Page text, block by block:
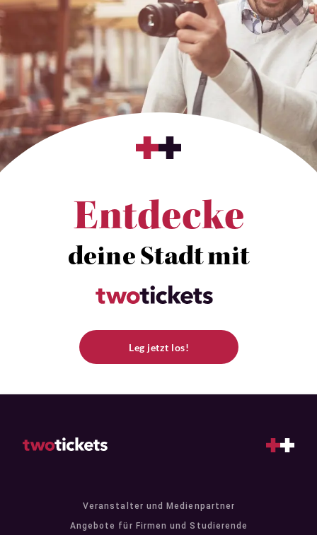
Entdecke
deine Stadt mit
Leg jetzt los!
Veranstalter und Medienpartner
Angebote für Firmen und Studierende